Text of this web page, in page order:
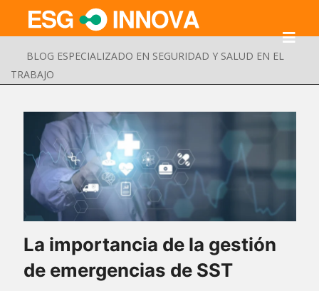
BLOG ESPECIALIZADO EN SEGURIDAD Y SALUD EN EL
TRABAJO
La importancia de la gestión
de emergencias de SST